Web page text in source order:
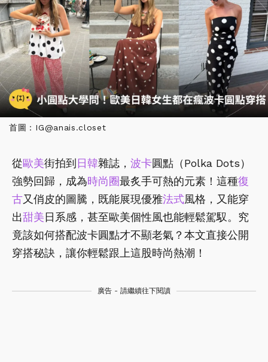
首圖：IG@anais.closet
從歐美街拍到 日韓雜誌， 波卡圓點（Polka Dots）
強勢回歸，成為時尚圈最炙手可熱的元素！這種復
古又俏皮的圖騰，既能展現優雅法式風格，又能穿
出甜美日系感，甚至歐美個性風也能輕鬆駕馭。究
竟該如何搭配波卡圓點才不顯老氣？本文直接公開
穿搭秘訣，讓你輕鬆跟上這股時尚熱潮！
廣告 - 請繼續往下閱讀